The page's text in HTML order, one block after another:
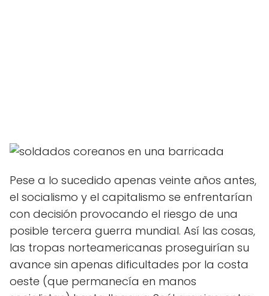
Pese a lo sucedido apenas veinte años antes,
el socialismo y el capitalismo se enfrentarían
con decisión provocando el riesgo de una
posible tercera guerra mundial. Así las cosas,
las tropas norteamericanas proseguirían su
avance sin apenas dificultades por la costa
oeste (que permanecía en manos